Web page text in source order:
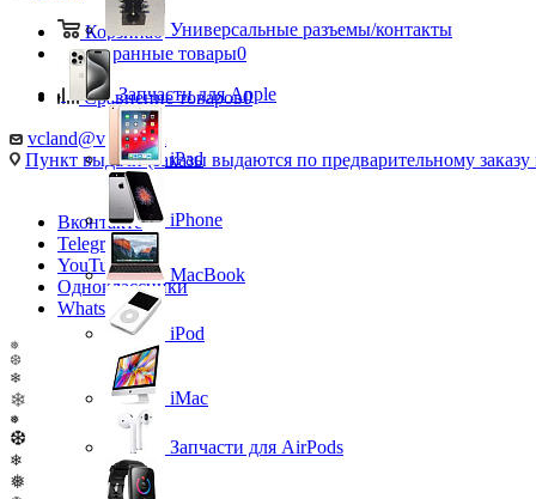
Корзина0
Избранные товары0
Сравнение товаров0
vcland@vcland.ru
Пункт выдачи (заказы выдаются по предварительному заказу
Вконтакте
Telegram
YouTube
Одноклассники
WhatsApp
❅
❆
❄
❄
❅
❆
❄
❅
Универсальные разъемы/контакты
Запчасти для Apple
iPad
iPhone
MacBook
iPod
iMac
Запчасти для AirPods